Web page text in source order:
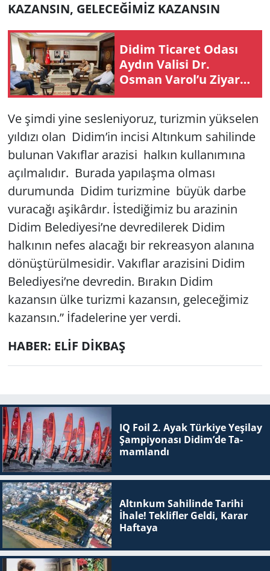
KAZANSIN, GELECEĞİMİZ KAZANSIN
Didim Ti­ca­ret Odası
Aydın Va­li­si Dr.
Osman Varol’u Zi­ya­ret
Etti
Ve şimdi yine sesleniyoruz, turizmin yükselen
yıldızı olan Didim’in incisi Altınkum sahilinde
bulunan Vakıflar arazisi halkın kullanımına
açılmalıdır. Burada yapılaşma olması
durumunda Didim turizmine büyük darbe
vuracağı aşikârdır. İstediğimiz bu arazinin
Didim Belediyesi’ne devredilerek Didim
halkının nefes alacağı bir rekreasyon alanına
dönüştürülmesidir. Vakıflar arazisini Didim
Belediyesi’ne devredin. Bırakın Didim
kazansın ülke turizmi kazansın, geleceğimiz
kazansın.” İfadelerine yer verdi.
HABER: ELİF DİKBAŞ
IQ Foil 2. Ayak Tür­ki­ye Ye­şi­lay
Şam­pi­yo­na­sı Didim’de Ta­
mam­lan­dı
Altınkum Sahilinde Tarihi
İhale! Teklifler Geldi, Karar
Haftaya